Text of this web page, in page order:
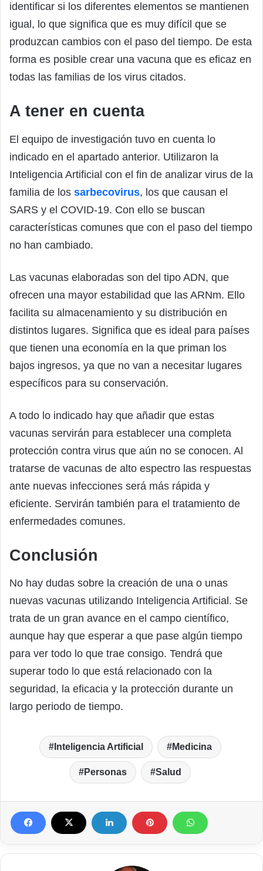
identificar si los diferentes elementos se mantienen
igual, lo que significa que es muy difícil que se
produzcan cambios con el paso del tiempo. De esta
forma es posible crear una vacuna que es eficaz en
todas las familias de los virus citados.
A tener en cuenta
El equipo de investigación tuvo en cuenta lo
indicado en el apartado anterior. Utilizaron la
Inteligencia Artificial con el fin de analizar virus de la
familia de los sarbecovirus, los que causan el
SARS y el COVID-19. Con ello se buscan
características comunes que con el paso del tiempo
no han cambiado.
Las vacunas elaboradas son del tipo ADN, que
ofrecen una mayor estabilidad que las ARNm. Ello
facilita su almacenamiento y su distribución en
distintos lugares. Significa que es ideal para países
que tienen una economía en la que priman los
bajos ingresos, ya que no van a necesitar lugares
específicos para su conservación.
A todo lo indicado hay que añadir que estas
vacunas servirán para establecer una completa
protección contra virus que aún no se conocen. Al
tratarse de vacunas de alto espectro las respuestas
ante nuevas infecciones será más rápida y
eficiente. Servirán también para el tratamiento de
enfermedades comunes.
Conclusión
No hay dudas sobre la creación de una o unas
nuevas vacunas utilizando Inteligencia Artificial. Se
trata de un gran avance en el campo científico,
aunque hay que esperar a que pase algún tiempo
para ver todo lo que trae consigo. Tendrá que
superar todo lo que está relacionado con la
seguridad, la eficacia y la protección durante un
largo periodo de tiempo.
Inteligencia Artificial Medicina
Personas Salud